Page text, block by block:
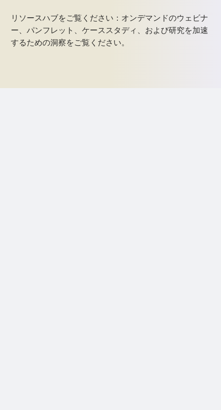
リソースハブをご覧ください：オンデマンドのウェビナ
ー、パンフレット、ケーススタディ、および研究を加速
するための洞察をご覧ください。